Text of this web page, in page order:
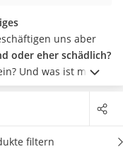
uns aber
oder eher schädlich?
Und was ist mit
ist schwer. Wir
konzentriert: die
bewerten,
filtern